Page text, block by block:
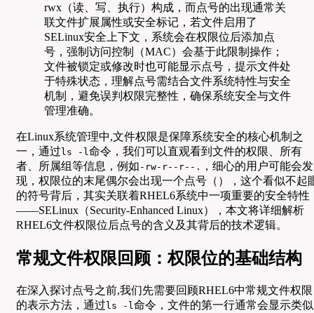
rwx（读、写、执行）构成，而点号的出现通常关
联文件扩展属性或安全标记，若文件启用了
SELinux安全上下文，系统会在权限位后添加点
号，强制访问控制（MAC）会基于此限制操作；
文件被锁定或修改时也可能显示点号，提示文件处
于特殊状态，理解点号需结合文件系统特性与安全
机制，避免误判权限完整性，确保系统安全与文件
管理准确。
在Linux系统管理中,文件权限是保障系统安全的核心机制之
一，通过 ls -l命令，我们可以直观看到文件的权限、所有
者、所属组等信息，例如 -rw-r--r--.
，细心的用户可能会发
现，权限位的末尾偶尔会出现一个点号（），这个看似不起
的符号背后，其实关联着RHEL6系统中一项重要的安全特性
——SELinux（Security-Enhanced Linux），本文将详细解析
RHEL6文件权限位后点号的含义及其背后的技术逻辑。
常规文件权限回顾：权限位的基础结构
在深入探讨点号之前,我们先需要回顾RHEL6中常规文件权限
的表示方法，通过 ls -l命令，文件的第一行通常会显示类似